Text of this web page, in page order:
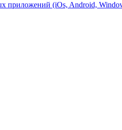
приложений (iOs, Android,